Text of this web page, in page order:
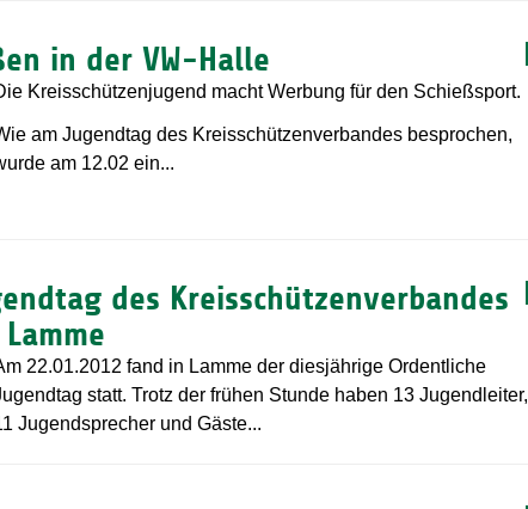
in der VW-Halle
Kreisschützenjugend macht Werbung für den Schießsport.
am Jugendtag des Kreisschützenverbandes besprochen,
am 12.02 ein...
des Kreisschützenverbandes
22.01.2012 fand in Lamme der diesjährige Ordentliche
statt. Trotz der frühen Stunde haben 13 Jugendleiter,
Jugendsprecher und Gäste...